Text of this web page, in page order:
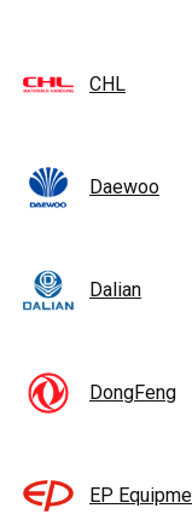
CHL
Daewoo
Dalian
DongFeng
EP